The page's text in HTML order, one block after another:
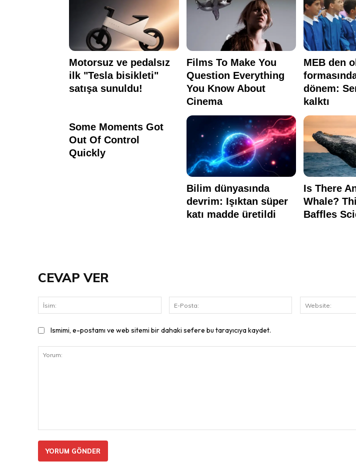
CEVAP VER
Posta:
Ismimi, e-postamı ve web sitemi bir dahaki sefere bu tarayıcıya kaydet.